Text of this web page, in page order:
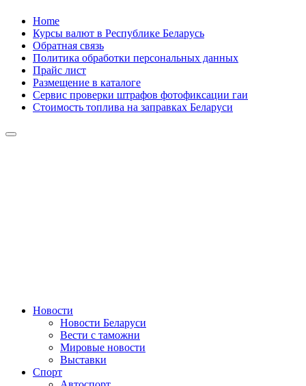
Skip
content
Home
Курсы валют в Республике Беларусь
Обратная связь
Политика обработки персональных данных
Прайс лист
Размещение в каталоге
Сервис проверки штрафов фотофиксации гаи
Стоимость топлива на заправках Беларуси
Сайт про автомобили
Новости
Новости Беларуси
Вести с таможни
Мировые новости
Выставки
Спорт